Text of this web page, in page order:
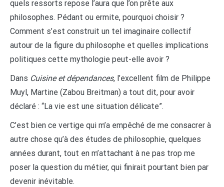
quels ressorts repose l’aura que l’on prête aux
philosophes. Pédant ou ermite, pourquoi choisir ?
Comment s’est construit un tel imaginaire collectif
autour de la figure du philosophe et quelles implications
politiques cette mythologie peut-elle avoir ?
Dans Cuisine et dépendances, l’excellent film de Philippe
Muyl, Martine (Zabou Breitman) a tout dit, pour avoir
déclaré : “La vie est une situation délicate”.
C’est bien ce vertige qui m’a empêché de me consacrer à
autre chose qu’à des études de philosophie, quelques
années durant, tout en m’attachant à ne pas trop me
poser la question du métier, qui finirait pourtant bien par
devenir inévitable.